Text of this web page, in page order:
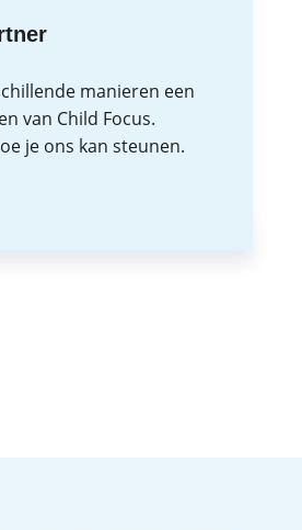
manieren een
van Child Focus.
je ons kan steunen.